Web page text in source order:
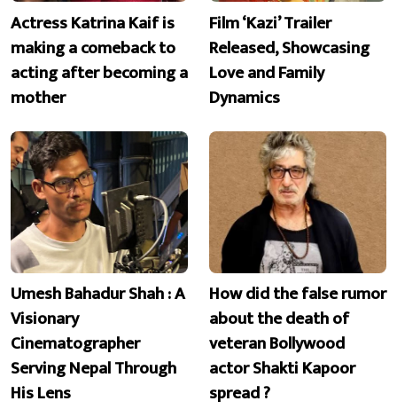
Actress Katrina Kaif is
making a comeback to
acting after becoming a
mother
Film ‘Kazi’ Trailer
Released, Showcasing
Love and Family
Dynamics
Umesh Bahadur Shah : A
Visionary
Cinematographer
Serving Nepal Through
His Lens
How did the false rumor
about the death of
veteran Bollywood
actor Shakti Kapoor
spread ?